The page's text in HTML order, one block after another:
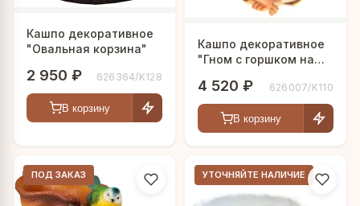
Кашпо декоративное
"Овальная корзина"
2 950 ₽ 626364/K128
В корзину
Кашпо декоративное
"Гном с горшком на
4 520 ₽ 626007/K110
В корзину
ПОД ЗАКАЗ УТОЧНЯЙТЕ НАЛИЧИЕ